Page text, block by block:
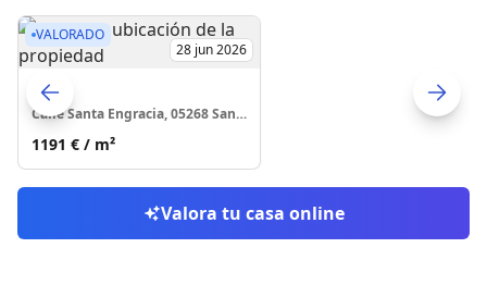
Skip to
VALORADO
28 jun 2026
Casa
Calle Santa Engracia, 05268 Santa Cruz de Pinares
1191 € / m²
Valora tu casa online